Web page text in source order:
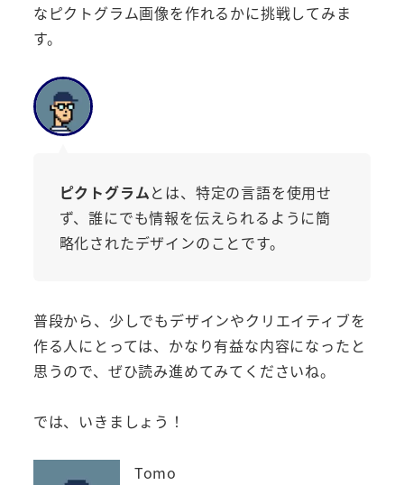
なピクトグラム画像を作れるかに挑戦してみま
す。
ピクトグラムとは、特定の言語を使用せ
ず、誰にでも情報を伝えられるように簡
略化されたデザインのことです。
普段から、少しでもデザインやクリエイティブを
作る人にとっては、かなり有益な内容になったと
思うので、ぜひ読み進めてみてくださいね。
では、いきましょう！
Tomo